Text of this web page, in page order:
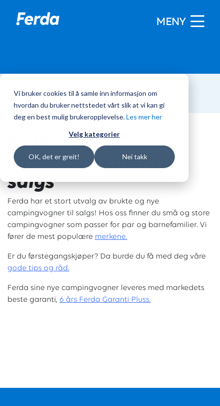
Vi bruker cookies til å samle inn informasjon om
hvordan du bruker nettstedet vårt slik at vi kan gi
deg en best mulig brukeropplevelse.Les mer her
Velg kategorier
OK, det er greit! Nei takk
MENY
Hjem/Campingvogner
Brukte og nye
campingvogner til
salgs
Ferda har et stort utvalg av brukte og nye
campingvogner til salgs! Hos oss finner du små og store
campingvogner som passer for par og barnefamilier. Vi
fører de mest populære merkene.
Er du førstegangskjøper? Da burde du få med deg våre
gode tips og råd.
Ferda sine nye campingvogner leveres med markedets
beste garanti, 6 års Ferda Garanti Pluss.